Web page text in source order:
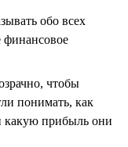
обо всех
финансовое
чтобы
понимать, как
какую прибыль они